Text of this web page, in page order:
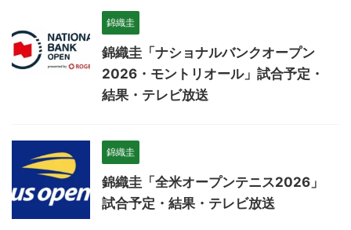
錦織圭
錦織圭「ナショナルバンクオープン
2026・モントリオール」試合予定・
結果・テレビ放送
錦織圭
錦織圭「全米オープンテニス2026」
試合予定・結果・テレビ放送